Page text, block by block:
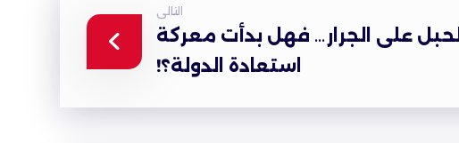
التالى
الحبل على الجرار… فهل بدأت معركة
استعادة الدولة؟!